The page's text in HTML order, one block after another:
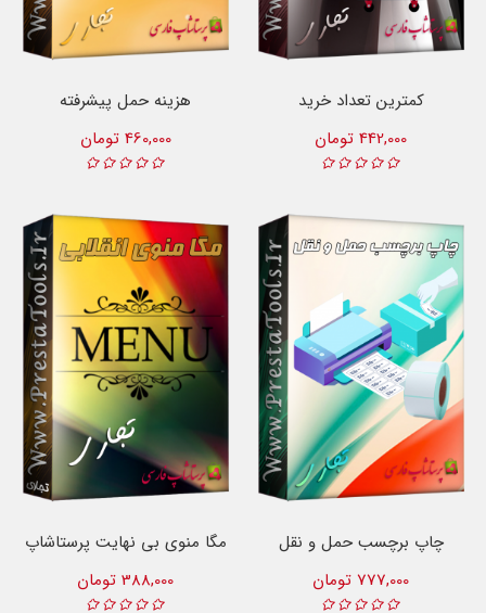
کمترین تعداد خرید
442,000 تومان
هزینه حمل پیشرفته
460,000 تومان
چاپ برچسب حمل و نقل
777,000 تومان
مگا منوی بی نهایت پرستاشاپ
388,000 تومان